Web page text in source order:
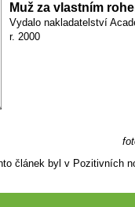
Muž za vlastním
Vydalo nakladatelství
r. 2000
článek byl v Pozitivních